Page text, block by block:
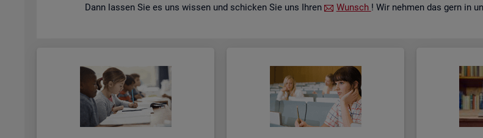
Dann las­sen Sie es uns wis­sen und schi­cken Sie uns Ihren
Wunsch ! Wir neh­men das gern in